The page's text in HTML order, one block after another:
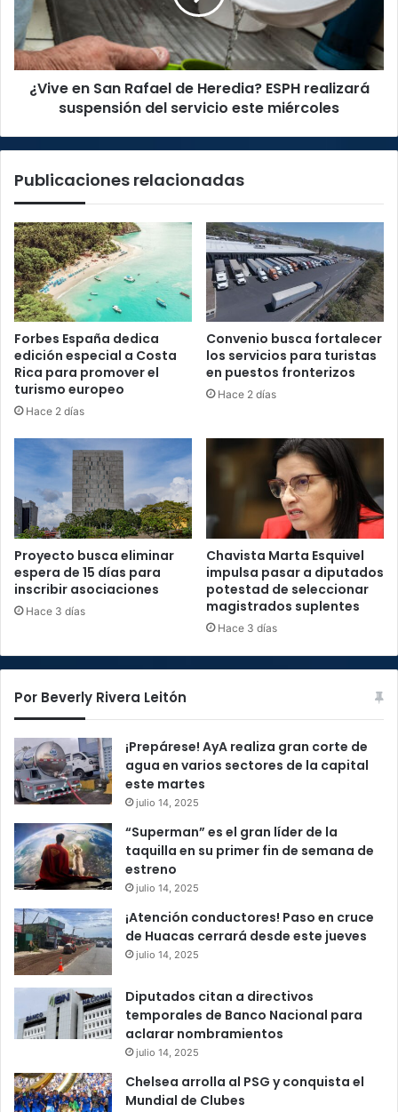
Heredia?
ESPH
realizará
suspensión
miércoles
¿Vive en San Rafael de Heredia? ESPH realizará
suspensión del servicio este miércoles
Publicaciones relacionadas
Forbes España dedica
edición especial a Costa
Rica para promover el
turismo europeo
Hace 2 días
Convenio busca fortalecer
los servicios para turistas
en puestos fronterizos
Hace 2 días
Proyecto busca eliminar
espera de 15 días para
inscribir asociaciones
Hace 3 días
Chavista Marta Esquivel
impulsa pasar a diputados
potestad de seleccionar
magistrados suplentes
Hace 3 días
Por Beverly Rivera Leitón
¡Prepárese! AyA realiza gran corte de
agua en varios sectores de la capital
este martes
julio 14, 2025
“Superman” es el gran líder de la
taquilla en su primer fin de semana de
estreno
julio 14, 2025
¡Atención conductores! Paso en cruce
de Huacas cerrará desde este jueves
julio 14, 2025
Diputados citan a directivos
temporales de Banco Nacional para
aclarar nombramientos
julio 14, 2025
Chelsea arrolla al PSG y conquista el
Mundial de Clubes